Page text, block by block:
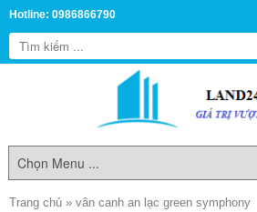
Hotline: 0986866790
Trang chủ » vân canh an lạc green symphony